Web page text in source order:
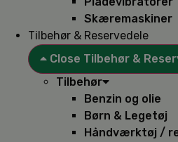
Skæremaskiner
Tilbehør & Reservedele
Close Tilbehør &
Tilbehør
Benzin og olie
Børn & Legetøj
Håndværktøj /